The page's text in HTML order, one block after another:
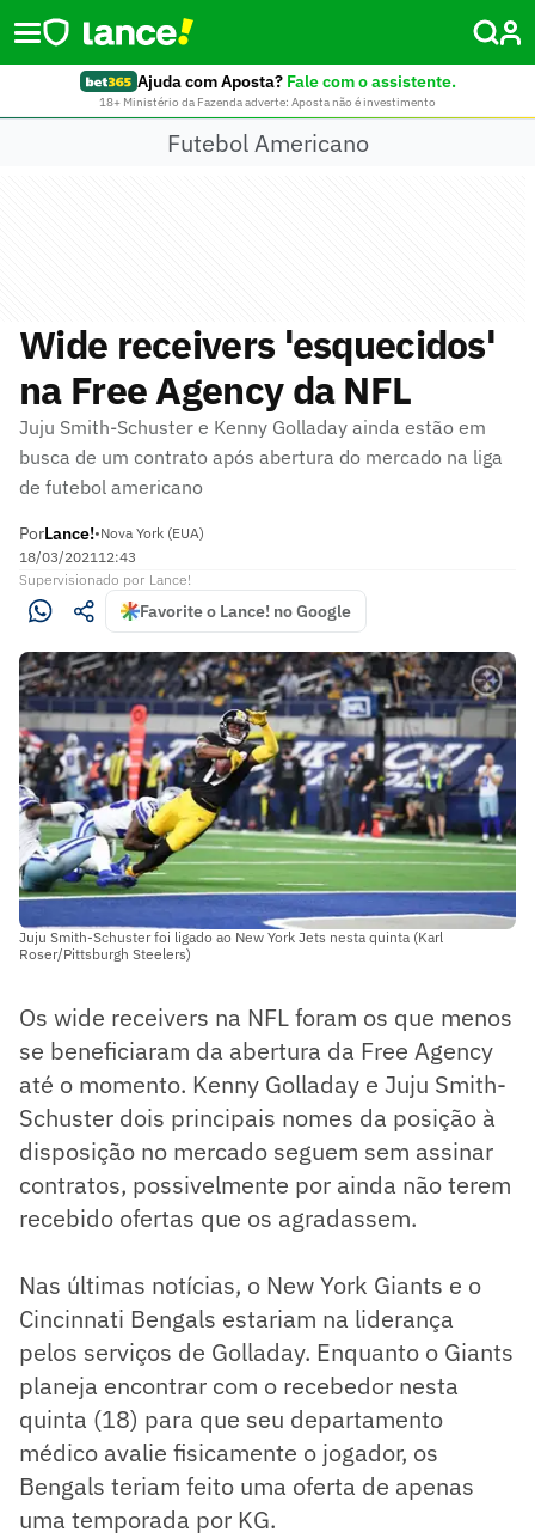
Ajuda com Aposta? Fale com o assistente.
18+ Ministério da Fazenda adverte: Aposta não é investimento
Futebol Americano
Wide receivers 'esquecidos'
na Free Agency da NFL
Juju Smith-Schuster e Kenny Golladay ainda estão em
busca de um contrato após abertura do mercado na liga
de futebol americano
PorLance!•Nova York (EUA)
18/03/202112:43
Supervisionado por Lance!
Favorite o Lance! no Google
Juju Smith-Schuster foi ligado ao New York Jets nesta quinta (Karl
Roser/Pittsburgh Steelers)
Os wide receivers na NFL foram os que menos
se beneficiaram da abertura da Free Agency
até o momento. Kenny Golladay e Juju Smith-
Schuster dois principais nomes da posição à
disposição no mercado seguem sem assinar
contratos, possivelmente por ainda não terem
recebido ofertas que os agradassem.
Nas últimas notícias, o New York Giants e o
Cincinnati Bengals estariam na liderança
pelos serviços de Golladay. Enquanto o Giants
planeja encontrar com o recebedor nesta
quinta (18) para que seu departamento
médico avalie fisicamente o jogador, os
Bengals teriam feito uma oferta de apenas
uma temporada por KG.